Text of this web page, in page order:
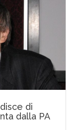
di
dalla PA